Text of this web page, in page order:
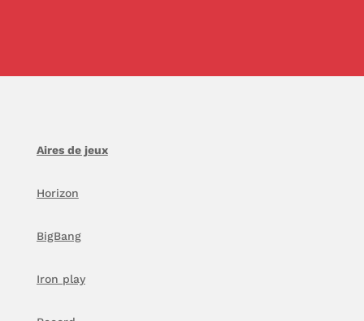
Aires de jeux
Horizon
BigBang
Iron play